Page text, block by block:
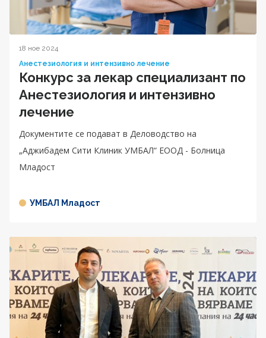
18 ное 2024
Анестезиология и интензивно лечение
Конкурс за лекар специализант по
Анестезиология и интензивно
лечение
Документите се подават в Деловодство на
„Аджибадем Сити Клиник УМБАЛ“ ЕООД - Болница
Младост
УМБАЛ Младост